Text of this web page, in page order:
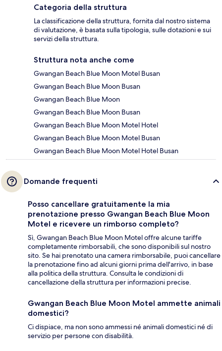
Categoria della struttura
La classificazione della struttura, fornita dal nostro sistema
di valutazione, è basata sulla tipologia, sulle dotazioni e sui
servizi della struttura.
Struttura nota anche come
Gwangan Beach Blue Moon Motel Busan
Gwangan Beach Blue Moon Busan
Gwangan Beach Blue Moon
Gwangan Beach Blue Moon Busan
Gwangan Beach Blue Moon Motel Hotel
Gwangan Beach Blue Moon Motel Busan
Gwangan Beach Blue Moon Motel Hotel Busan
Domande frequenti
Posso cancellare gratuitamente la mia
prenotazione presso Gwangan Beach Blue Moon
Motel e ricevere un rimborso completo?
Sì, Gwangan Beach Blue Moon Motel offre alcune tariffe
completamente rimborsabili, che sono disponibili sul nostro
sito. Se hai prenotato una camera rimborsabile, puoi cancellare
la prenotazione fino ad alcuni giorni prima dell'arrivo, in base
alla politica della struttura. Consulta le condizioni di
cancellazione della struttura per informazioni precise.
Gwangan Beach Blue Moon Motel ammette animali
domestici?
Ci dispiace, ma non sono ammessi né animali domestici né di
servizio per persone con disabilità.